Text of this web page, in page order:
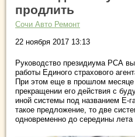
продлить
Сочи Авто Ремонт
22 ноября 2017 13:13
Руководство президиума РСА
работы Единого страхового
При этом еще в прошлом
прекращении его действия с
иной системы под названием Е-
такое предложение, то две
одновременно до середины лета